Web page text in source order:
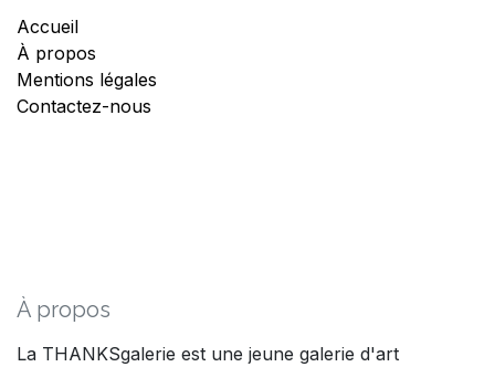
Accueil
À propos
Mentions légales
Contactez-nous
À propos
La THANKSgalerie est une jeune galerie d'art